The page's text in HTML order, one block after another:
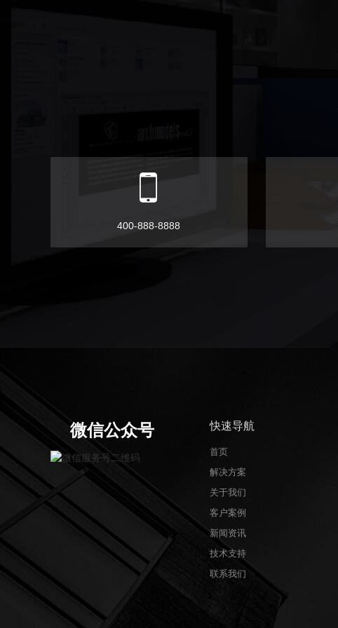
400-888-8888
微信公众号 快速导航
首页
解决方案
关于我们
客户案例
新闻资讯
技术支持
联系我们